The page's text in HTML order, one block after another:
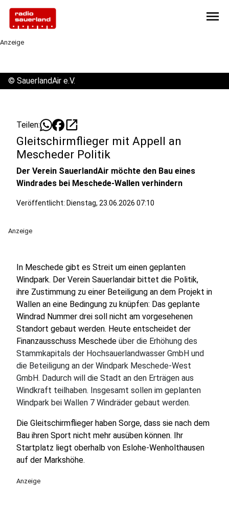
menu
Anzeige
© SauerlandAir e.V.
Teilen: open_in_new
Gleitschirmflieger mit Appell an
Mescheder Politik
Der Verein SauerlandAir möchte den Bau eines
Windrades bei Meschede-Wallen verhindern
Veröffentlicht: Dienstag, 23.06.2026 07:10
Anzeige
In Meschede gibt es Streit um einen geplanten
Windpark. Der Verein Sauerlandair bittet die Politik,
ihre Zustimmung zu einer Beteiligung an dem Projekt in
Wallen an eine Bedingung zu knüpfen: Das geplante
Windrad Nummer drei soll nicht am vorgesehenen
Standort gebaut werden. Heute entscheidet der
Finanzausschuss Meschede über die Erhöhung des
Stammkapitals der Hochsauerlandwasser GmbH und
die Beteiligung an der Windpark Meschede-West
GmbH. Dadurch will die Stadt an den Erträgen aus
Windkraft teilhaben. Insgesamt sollen im geplanten
Windpark bei Wallen 7 Windräder gebaut werden.
Die Gleitschirmflieger haben Sorge, dass sie nach dem
Bau ihren Sport nicht mehr ausüben können. Ihr
Startplatz liegt oberhalb von Eslohe-Wenholthausen
auf der Markshöhe.
Anzeige